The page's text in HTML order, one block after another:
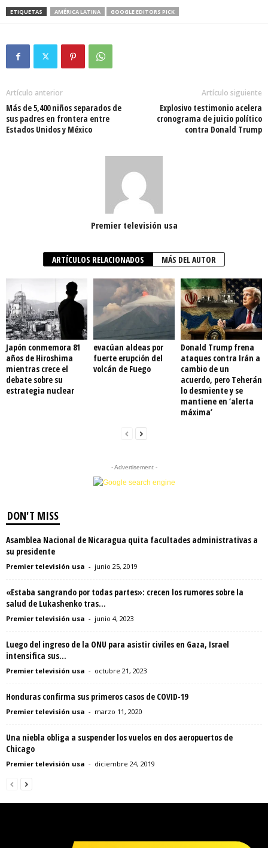
ETIQUETAS AMÉRICA LATINA GOOGLE EDITORS PICK
Artículo anterior
Más de 5,400 niños separados de
sus padres en frontera entre
Estados Unidos y México
Artículo siguiente
Explosivo testimonio acelera
cronograma de juicio político
contra Donald Trump
Premier televisión usa
ARTÍCULOS RELACIONADOS MÁS DEL AUTOR
Japón conmemora 81
años de Hiroshima
mientras crece el
debate sobre su
estrategia nuclear
evacúan aldeas por
fuerte erupción del
volcán de Fuego
Donald Trump frena
ataques contra Irán a
cambio de un
acuerdo, pero Teherán
lo desmiente y se
mantiene en ‘alerta
máxima’
- Advertisement -
DON'T MISS
Asamblea Nacional de Nicaragua quita facultades administrativas a
su presidente
Premier televisión usa - junio 25, 2019
«Estaba sangrando por todas partes»: crecen los rumores sobre la
salud de Lukashenko tras...
Premier televisión usa - junio 4, 2023
Luego del ingreso de la ONU para asistir civiles en Gaza, Israel
intensifica sus...
Premier televisión usa - octubre 21, 2023
Honduras confirma sus primeros casos de COVID-19
Premier televisión usa - marzo 11, 2020
Una niebla obliga a suspender los vuelos en dos aeropuertos de
Chicago
Premier televisión usa - diciembre 24, 2019